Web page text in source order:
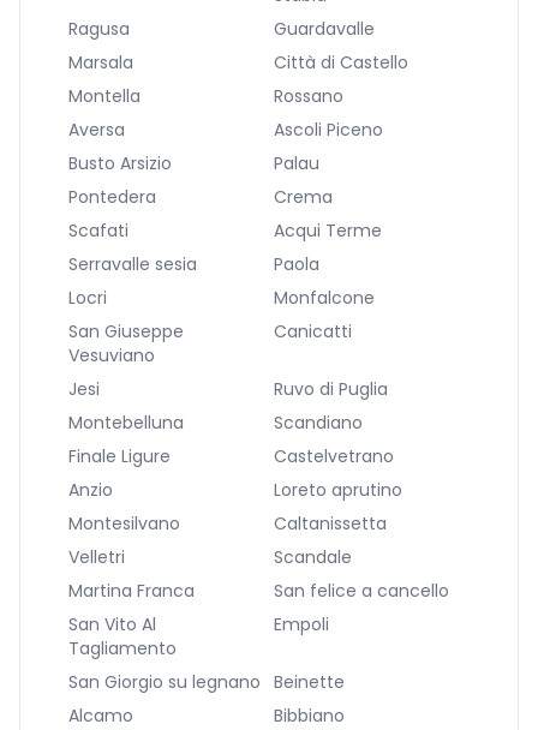
Ragusa
Guardavalle
Marsala
Città di Castello
Montella
Rossano
Aversa
Ascoli Piceno
Busto Arsizio
Palau
Pontedera
Crema
Scafati
Acqui Terme
Serravalle sesia
Paola
Locri
Monfalcone
San Giuseppe
Vesuviano
Canicatti
Jesi
Ruvo di Puglia
Montebelluna
Scandiano
Finale Ligure
Castelvetrano
Anzio
Loreto aprutino
Montesilvano
Caltanissetta
Velletri
Scandale
Martina Franca
San felice a cancello
San Vito Al
Tagliamento
Empoli
San Giorgio su legnano Beinette
Alcamo
Bibbiano